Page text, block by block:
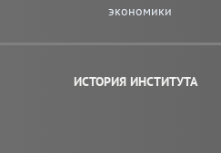
экономики
ИСТОРИЯ ИНСТИТУТА